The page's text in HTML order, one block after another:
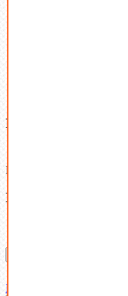
Латунный и
Ваша корзина
В корзине нет товаров.
Поиск
Don't show this popup again